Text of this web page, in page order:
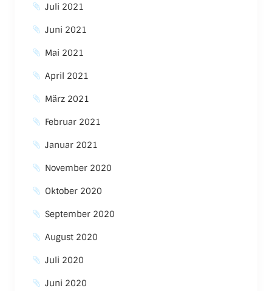
Juli 2021
Juni 2021
Mai 2021
April 2021
März 2021
Februar 2021
Januar 2021
November 2020
Oktober 2020
September 2020
August 2020
Juli 2020
Juni 2020